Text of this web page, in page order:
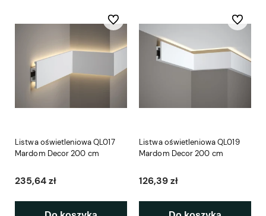
Listwa oświetleniowa QL017
Mardom Decor 200 cm
235,64 zł
Do ulubionych
Listwa oświetleniowa QL019
Mardom Decor 200 cm
126,39 zł
Do